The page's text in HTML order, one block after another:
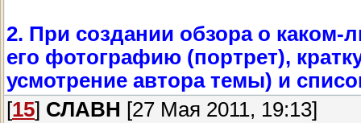
2. При создании обзора о каком-
его фотографию (портрет),
усмотрение автора темы) и
[15] СЛАВН [27 Мая 2011, 19:13]